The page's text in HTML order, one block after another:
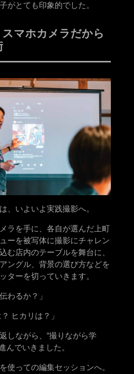
がとても印象的でした。
マホカメラだから
、いよいよ実践撮影へ。
ラを手に、各自が選んだ上町
ーを被写体に撮影にチャレン
む店内のテーブルを舞台に、
ングル、背景の選び方などを
ターを切っていきます。
わるか？」
ヒカリは？」
しながら、“撮りながら学
んでいきました。
使っての編集セッションへ。